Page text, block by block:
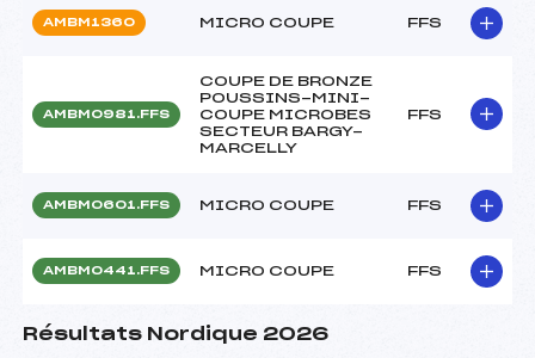
AMBM1360 MICRO COUPE FFS
AMBM0981.FFS
COUPE DE BRONZE
POUSSINS-MINI-
COUPE MICROBES
SECTEUR BARGY-
MARCELLY
FFS
AMBM0601.FFS MICRO COUPE FFS
AMBM0441.FFS MICRO COUPE FFS
Résultats Nordique 2026